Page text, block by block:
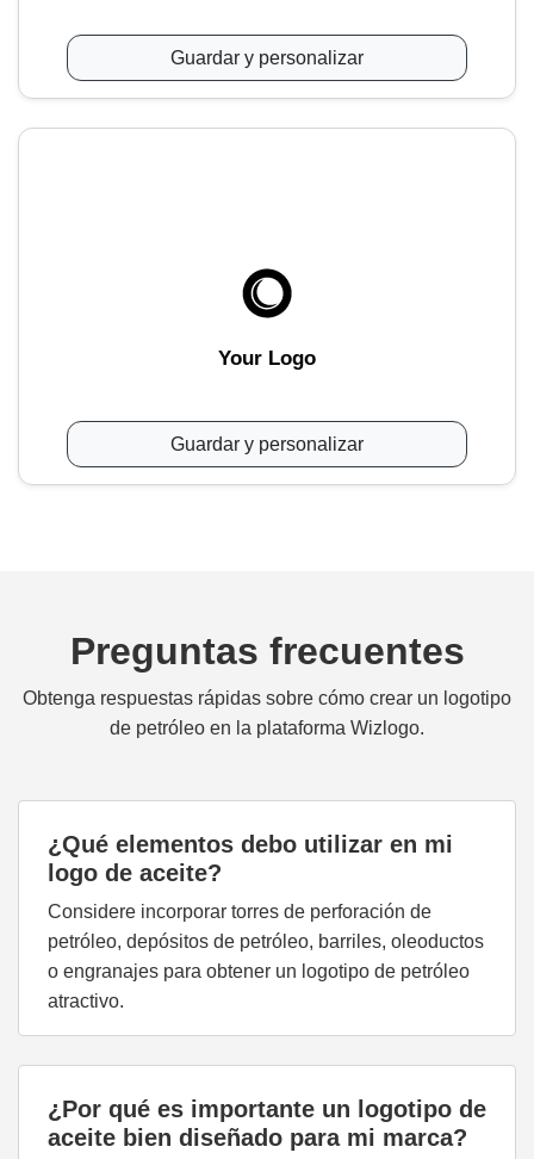
Guardar y personalizar
Your Logo
Guardar y personalizar
Preguntas frecuentes
Obtenga respuestas rápidas sobre cómo crear un logotipo
de petróleo en la plataforma Wizlogo.
¿Qué elementos debo utilizar en mi
logo de aceite?
Considere incorporar torres de perforación de
petróleo, depósitos de petróleo, barriles, oleoductos
o engranajes para obtener un logotipo de petróleo
atractivo.
¿Por qué es importante un logotipo de
aceite bien diseñado para mi marca?